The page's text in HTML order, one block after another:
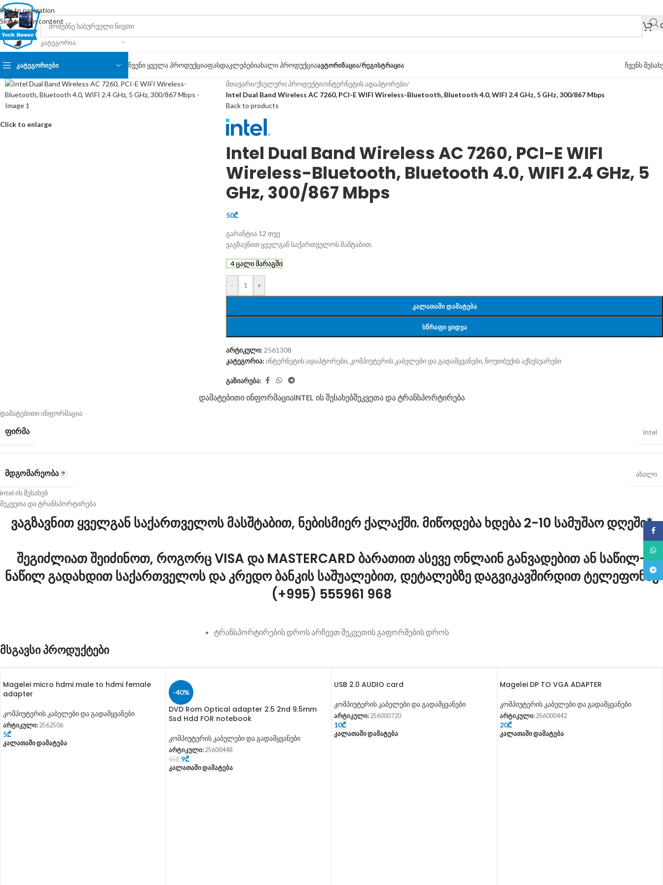
Skip to navigation
Skip to main content
ᲙᲐᲢᲔᲒᲝᲠᲘᲐ
ᲙᲐᲢᲔᲒᲝᲠᲘᲔᲑᲘ ჩვენი ყველა პროდუქციაფასდაკლებებიახალი პროდუქციაᲐᲕᲢᲝᲠᲘᲖᲐᲪᲘᲐ/ᲠᲔᲒᲘᲡᲢᲠᲐᲪᲘᲐ ჩვენს
Click to enlarge
მთავარი/ქსელური პროდუქტი/ინტერნეტის ადაპტორები/
Intel Dual Band Wireless AC 7260, PCI-E WIFI Wireless-Bluetooth, Bluetooth 4.0, WIFI 2.4 GHz, 5 GHz, 300/867 Mbps
Back to products
Intel Dual Band Wireless AC 7260, PCI-E WIFI
Wireless-Bluetooth, Bluetooth 4.0, WIFI 2.4 GHz, 5
GHz, 300/867 Mbps
50₾
გარანტია 12 თვე
ვაგზავნით ყველგან საქართველოს მაშტაბით.
4 ცალი მარაგში
- +
ᲙᲐᲚᲐᲗᲐᲨᲘ ᲓᲐᲛᲐᲢᲔᲑᲐ
ᲡᲬᲠᲐᲤᲘ ᲧᲘᲓᲕᲐ
არტიკული: 2561308
კატეგორია: ინტერნეტის ადაპტორები, კომპიუტერის კაბელები და გადამყვანები, ნოუთბუქის აქსესუარები
გაზიარება:
ᲓᲐᲛᲐᲢᲔᲑᲘᲗᲘ ᲘᲜᲤᲝᲠᲛᲐᲪᲘᲐINTEL ᲘᲡ ᲨᲔᲡᲐᲮᲔᲑᲨᲔᲙᲕᲔᲗᲐ ᲓᲐ ᲢᲠᲐᲜᲡᲞᲝᲠᲢᲘᲠᲔᲑᲐ
დამატებითი ინფორმაცია
ᲤᲘᲠᲛᲐ intel
ᲛᲓᲒᲝᲛᲐᲠᲔᲝᲑᲐ ახალი
intel ის შესახებ
შეკვეთა და ტრანსპორტირება
ვაგზავნით ყველგან საქართველოს მასშტაბით, ნებისმიერ ქალაქში. მიწოდება ხდება 2-10 სამუშაო დღეში*
შეგიძლიათ შეიძინოთ, როგორც VISA და MASTERCARD ბარათით ასევე ონლაინ განვადებით ან საწილ-
ნაწილ გადახდით საქართველოს და კრედო ბანკის საშუალებით, დეტალებზე დაგვიკავშირდით ტელეფონზე
(+995) 555961 968
ტრანსპორტირების დროს არჩევთ შეკვეთის გაფორმების დროს
მსგავსი პროდუქტები
Magelei micro hdmi male to hdmi female
adapter
კომპიუტერის კაბელები და გადამყვანები
არტიკული: 2562506
5₾
Კალათაში Დამატება
-40%
DVD Rom Optical adapter 2.5 2nd 9.5mm
Ssd Hdd FOR notebook
კომპიუტერის კაბელები და გადამყვანები
არტიკული: 25600448
15₾ 9₾
Კალათაში Დამატება
USB 2.0 AUDIO card
კომპიუტერის კაბელები და გადამყვანები
არტიკული: 256000720
10₾
Კალათაში Დამატება
Magelei DP TO VGA ADAPTER
კომპიუტერის კაბელები და გადამყვანები
არტიკული: 256000442
20₾
Კალათაში Დამატება